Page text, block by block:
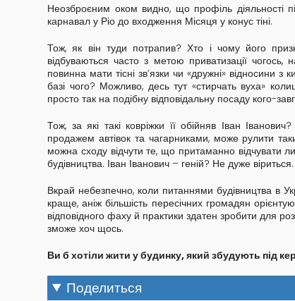
Неозброєним оком видно, що профіль діяльності
карнавал у Ріо до входження Місяця у конус тіні.
Тож, як він туди потрапив? Хто і чому його
відбуваються часто з метою приватизації чогось,
повинна мати тісні зв’язки чи «дружні»
базі чого? Можливо, десь тут «стирчать вуха»
просто так на подібну відповідальну посаду кого-
Тож, за які такі ковріжки її обійняв Іван
продажем автівок та чагарниками, може рулити
можна сходу відчути те, що притаманно відчувати
будівництва. Іван Іванович – геній? Не дуже віриться.
Вкрай небезпечно, коли питаннями будівництва в
краще, аніж більшість пересічних громадян
відповідного фаху й практики здатен зробити для
зможе хоч щось.
Ви б хотіли жити у будинку, який збудують під
Поделиться